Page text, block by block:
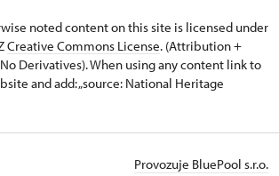
noted content on this site is licensed under
Creative Commons License. (Attribution +
Derivatives). When using any content link to
and add: „source: National Heritage
Provozuje BluePool s.r.o.